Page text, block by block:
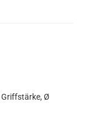
Griffstärke, Ø